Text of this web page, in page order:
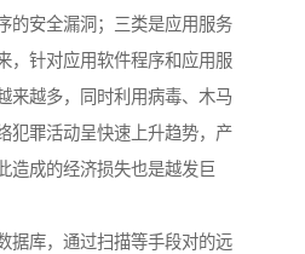
的安全漏洞；三类是应用服务
，针对应用软件程序和应用服
来越多，同时利用病毒、木马
犯罪活动呈快速上升趋势，产
造成的经济损失也是越发巨
据库，通过扫描等手段对的远